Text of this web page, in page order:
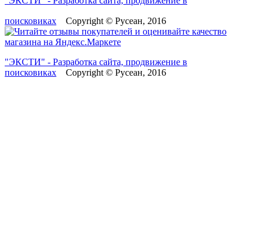
поисковиках Copyright © Русеан, 2016
"ЭКСТИ" - Разработка сайта, продвижение в
поисковиках Copyright © Русеан, 2016